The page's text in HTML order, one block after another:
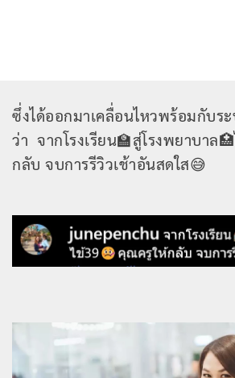
ซึ่งได้ออกมาเคลื่อนไหวพร้อมกับระ
ว่า จากโรงเรียน🏫สู่โรงพยาบาล
กลับ จบการรีวิวเช้าอันสดใส😅